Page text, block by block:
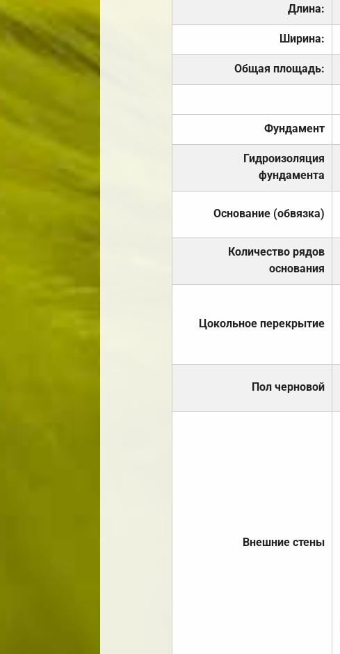
Длина:
Ширина:
Общая площадь:
Фундамент
Гидроизоляция
фундамента
Основание (обвязка)
Количество рядов
основания
Цокольное перекрытие
Пол черновой
Внешние стены